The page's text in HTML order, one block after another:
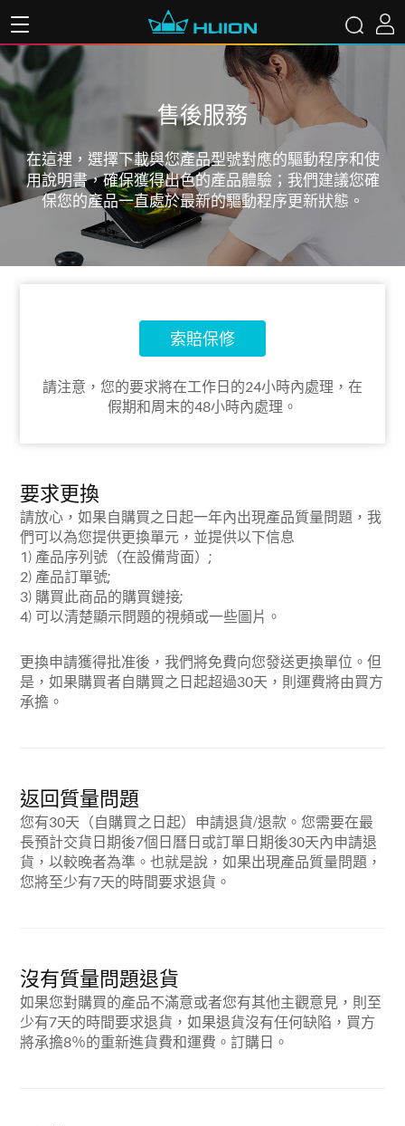
售後服務
在這裡，選擇下載與您產品型號對應的驅動程序和使
用說明書，確保獲得出色的產品體驗；我們建議您確
保您的產品一直處於最新的驅動程序更新狀態。
索賠保修
請注意，您的要求將在工作日的24小時內處理，在
假期和周末的48小時內處理。
要求更換
請放心，如果自購買之日起一年內出現產品質量問題，我
們可以為您提供更換單元，並提供以下信息
1) 產品序列號（在設備背面）;
2) 產品訂單號;
3) 購買此商品的購買鏈接;
4) 可以清楚顯示問題的視頻或一些圖片。
更換申請獲得批准後，我們將免費向您發送更換單位。但
是，如果購買者自購買之日起超過30天，則運費將由買方
承擔。
返回質量問題
您有30天（自購買之日起）申請退貨/退款。您需要在最
長預計交貨日期後7個日曆日或訂單日期後30天內申請退
貨，以較晚者為準。也就是說，如果出現產品質量問題，
您將至少有7天的時間要求退貨。
沒有質量問題退貨
如果您對購買的產品不滿意或者您有其他主觀意見，則至
少有7天的時間要求退貨，如果退貨沒有任何缺陷，買方
將承擔8％的重新進貨費和運費。訂購日。